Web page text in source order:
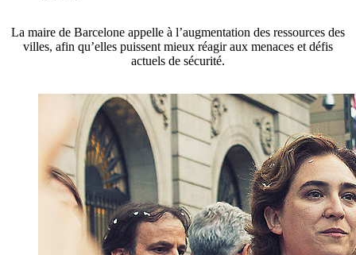
La maire de Barcelone appelle à l’augmentation des ressources des
villes, afin qu’elles puissent mieux réagir aux menaces et défis
actuels de sécurité.